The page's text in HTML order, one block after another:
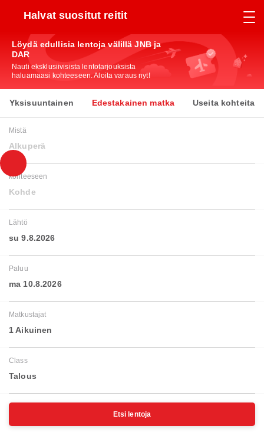
Halvat suositut reitit
Löydä edullisia lentoja välillä JNB ja
DAR
Nauti eksklusiivisista lentotarjouksista
haluamaasi kohteeseen. Aloita varaus nyt!
Yksisuuntainen Edestakainen matka Useita kohteita
Mistä
Alkuperä
kohteeseen
Kohde
Lähtö
su 9.8.2026
Paluu
ma 10.8.2026
Matkustajat
1 Aikuinen
Class
Talous
Etsi lentoja